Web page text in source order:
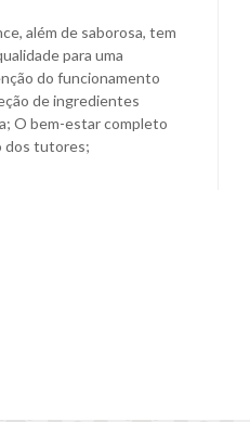
além de saborosa, tem
para uma
do funcionamento
de ingredientes
O bem-estar completo
dos tutores;